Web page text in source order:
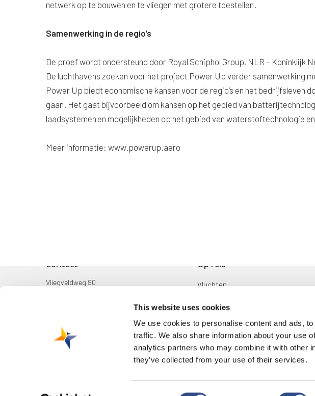
This website uses cookies
We use cookies to personalise content and ads,
traffic. We also share information about your use
analytics partners who may combine it with other
they’ve collected from your use of their services.
netwerk op te bouwen en te vliegen met grotere toestellen.
Samenwerking in de regio’s
De proef wordt ondersteund door Royal Schiphol Group, NLR – Koninklijk
De luchthavens zoeken voor het project Power Up verder samenwerking
Power Up biedt economische kansen voor de regio’s en het bedrijfsleven
gaan. Het gaat bijvoorbeeld om kansen op het gebied van
laadsystemen en mogelijkheden op het gebied van waterstoftechnologie
Meer informatie: www.powerup.aero
Contact
Vliegveldweg 90
infodesk@maa.nl
Op reis
Vluchten
Bestemmingen
Mijn reis
Zoek & Boek
© 2026 Maastricht Aachen Airport. | Privacyverklaring|Cookieverklaring